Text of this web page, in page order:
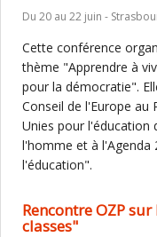
Du 20 au 22 juin -
Cette conférence
thème "Apprendre à
pour la démocratie".
Conseil de l'Europe
Unies pour l'éducation
l'homme et à l'Agenda
l'éducation".
Rencontre OZP
classes"